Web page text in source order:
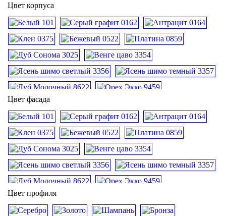
Цвет корпуса
Цвет фасада
Цвет профиля